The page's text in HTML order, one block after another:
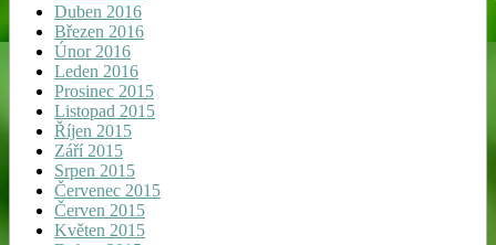
Duben 2016
Březen 2016
Únor 2016
Leden 2016
Prosinec 2015
Listopad 2015
Říjen 2015
Září 2015
Srpen 2015
Červenec 2015
Červen 2015
Květen 2015